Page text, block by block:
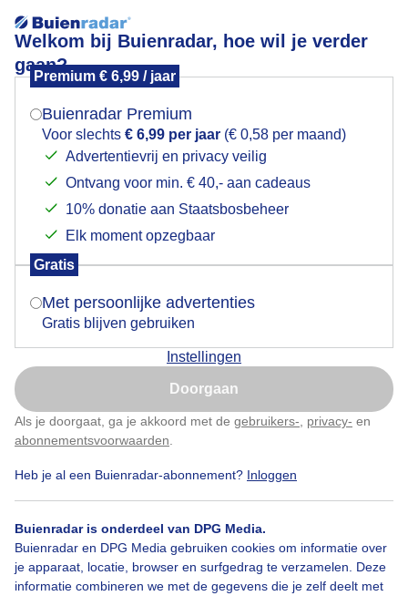
Welkom bij Buienradar, hoe wil je verder
gaan?
Premium € 6,99 / jaar
Buienradar Premium
Voor slechts € 6,99 per jaar (€ 0,58 per maand)
Advertentievrij en privacy veilig
Ontvang voor min. € 40,- aan cadeaus
10% donatie aan Staatsbosbeheer
Elk moment opzegbaar
Gratis
Met persoonlijke advertenties
Gratis blijven gebruiken
Instellingen
Doorgaan
Als je doorgaat, ga je akkoord met de gebruikers- privacy- en
abonnementsvoorwaarden
Heb je al een Buienradar-abonnement? Inloggen
Buienradar is onderdeel van DPG Media.
Buienradar en DPG Media gebruiken cookies om informatie over
je apparaat, locatie, browser en surfgedrag te verzamelen. Deze
informatie combineren we met de gegevens die je zelf deelt met
Dikke jas aan
Er staat een koude wind over het strand en blijft de jas
aan.
Door: Toon Boons Gemaakt: 29-05-2025, 59x bekeken
Strandwandeling Geenzon Koud
Mogen we je locatie gebruiken voor het
Indien je hier nog geen akkoord op hebt gegeven,
verschijnt er zo een pop-up uit je browser waarin
Is goed, toon de popup
Nu niet, misschien later
Klik hierom dit aan te passen